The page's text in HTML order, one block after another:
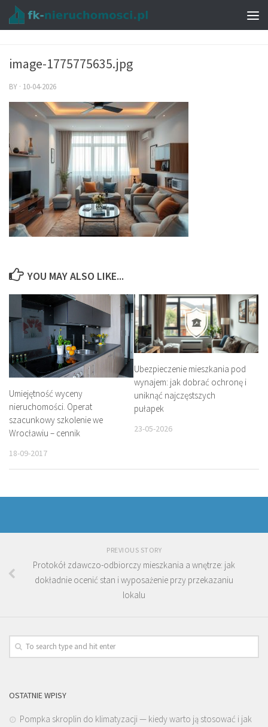
image-1775775635.jpg
BY · 10-04-2026
YOU MAY ALSO LIKE...
Umiejętność wyceny
nieruchomości. Operat
szacunkowy szkolenie we
Wrocławiu – cennik
18-09-2017
Ubezpieczenie mieszkania pod
wynajem: jak dobrać ochronę i
uniknąć najczęstszych
pułapek
23-05-2026
PREVIOUS STORY
Protokół zdawczo-odbiorczy mieszkania a wnętrze: jak
dokładnie ocenić stan i wyposażenie przy przekazaniu
lokalu
OSTATNIE WPISY
Pompka skroplin do klimatyzacji — kiedy warto ją stosować i jak